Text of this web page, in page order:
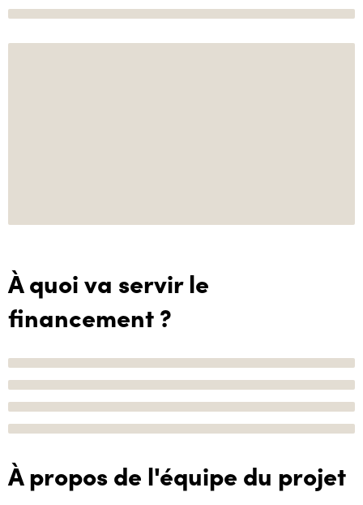
À quoi va servir le
financement ?
À propos de l'équipe du projet